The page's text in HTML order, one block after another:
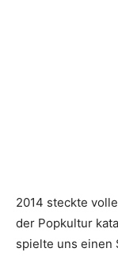
2014 steckte
der Popkultur
spielte uns einen